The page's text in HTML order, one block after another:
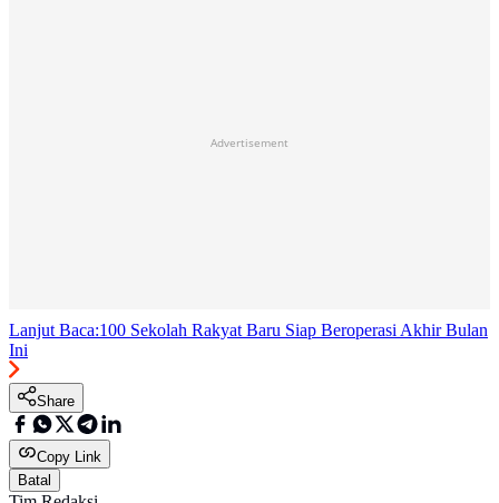
Advertisement
Lanjut Baca:100 Sekolah Rakyat Baru Siap Beroperasi Akhir Bulan
Ini
Share
Copy Link
Batal